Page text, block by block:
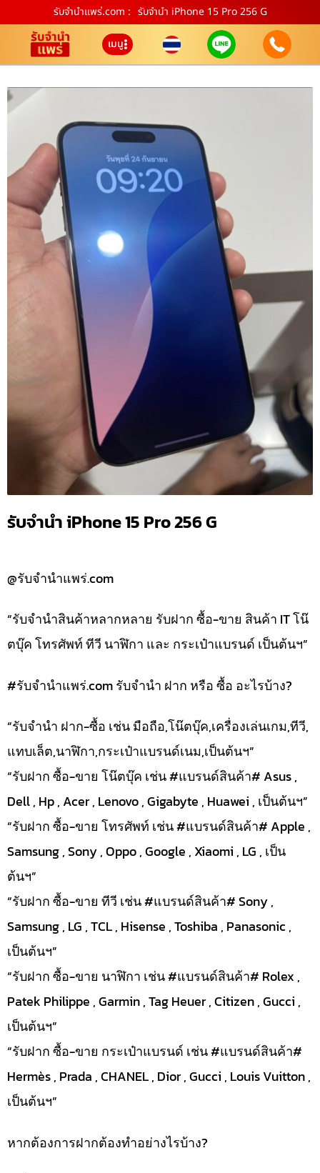
รับจํานําแพร่.com : รับจำนำ iPhone 15 Pro 256 G
เมนู
รับจำนำ iPhone 15 Pro 256 G
@รับจำนำแพร่.com
“รับจำนำสินค้าหลากหลาย รับฝาก ซื้อ-ขาย สินค้า IT โน๊
ตบุ๊ค โทรศัพท์ ทีวี นาฬิกา และ กระเป๋าแบรนด์ เป็นต้นฯ”
#รับจํานําแพร่.com รับจำนำ ฝาก หรือ ซื้อ อะไรบ้าง?
“รับจำนำ ฝาก-ซื้อ เช่น มือถือ,โน๊ตบุ๊ค,เครื่องเล่นเกม,ทีวี,
แทบเล็ต,นาฬิกา,กระเป๋าแบรนด์เนม,เป็นต้นฯ”
“รับฝาก ซื้อ-ขาย โน๊ตบุ๊ค เช่น #แบรนด์สินค้า# Asus ,
Dell , Hp , Acer , Lenovo , Gigabyte , Huawei , เป็นต้นฯ”
“รับฝาก ซื้อ-ขาย โทรศัพท์ เช่น #แบรนด์สินค้า# Apple ,
Samsung , Sony , Oppo , Google , Xiaomi , LG , เป็น
ต้นฯ”
“รับฝาก ซื้อ-ขาย ทีวี เช่น #แบรนด์สินค้า# Sony ,
Samsung , LG , TCL , Hisense , Toshiba , Panasonic ,
เป็นต้นฯ”
“รับฝาก ซื้อ-ขาย นาฬิกา เช่น #แบรนด์สินค้า# Rolex ,
Patek Philippe , Garmin , Tag Heuer , Citizen , Gucci ,
เป็นต้นฯ”
“รับฝาก ซื้อ-ขาย กระเป๋าแบรนด์ เช่น #แบรนด์สินค้า#
Hermès , Prada , CHANEL , Dior , Gucci , Louis Vuitton ,
เป็นต้นฯ”
หากต้องการฝากต้องทำอย่างไรบ้าง?